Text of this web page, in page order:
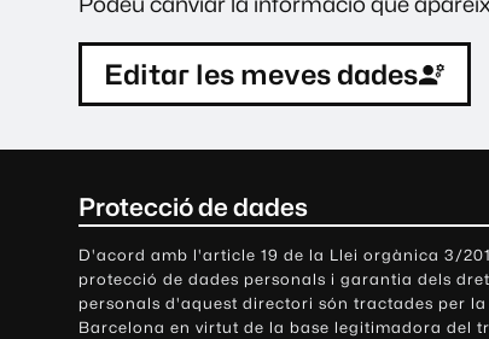
Editar les meves dades
Protecció de dades
D'acord amb l'article 19 de la Llei orgànica 3/
protecció de dades personals i garantia dels
personals d'aquest directori són tractades per
Barcelona en virtut de la base legitimadora del